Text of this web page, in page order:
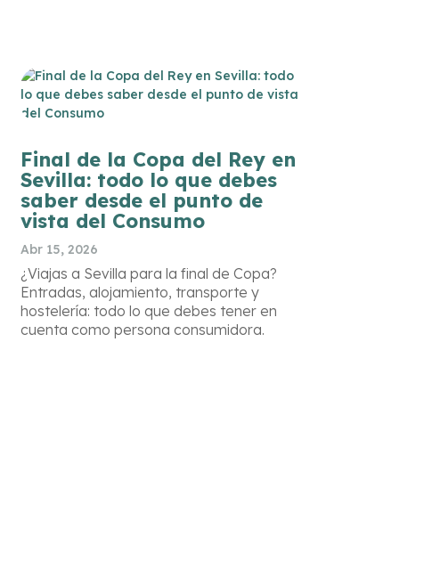
Final de la Copa del Rey en
Sevilla: todo lo que debes
saber desde el punto de
vista del Consumo
Abr 15, 2026
¿Viajas a Sevilla para la final de Copa?
Entradas, alojamiento, transporte y
hostelería: todo lo que debes tener en
cuenta como persona consumidora.